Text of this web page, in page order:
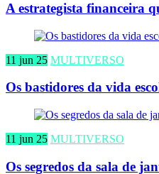
A estrategista financeira
11 jun 25 MULTIVERSO
Os bastidores da vida
11 jun 25 MULTIVERSO
Os segredos da sala de